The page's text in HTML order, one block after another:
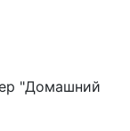
"Домашний